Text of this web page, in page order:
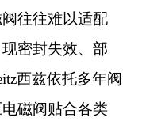
往往难以适配
密封失效、部
西兹依托多年阀
磁阀贴合各类